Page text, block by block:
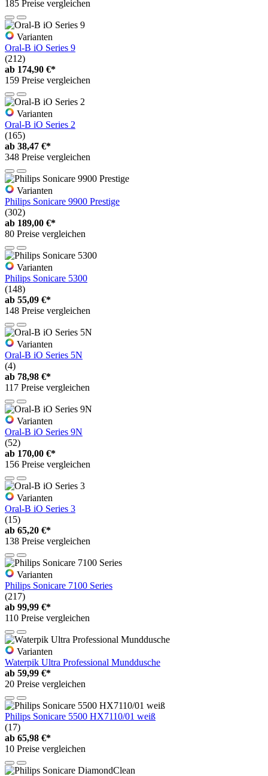
185 Preise vergleichen
Varianten
Oral-B iO Series 9
(212)
ab 174,90 €*
159 Preise vergleichen
Varianten
Oral-B iO Series 2
(165)
ab 38,47 €*
348 Preise vergleichen
Varianten
Philips Sonicare 9900 Prestige
(302)
ab 189,00 €*
80 Preise vergleichen
Varianten
Philips Sonicare 5300
(148)
ab 55,09 €*
148 Preise vergleichen
Varianten
Oral-B iO Series 5N
(4)
ab 78,98 €*
117 Preise vergleichen
Varianten
Oral-B iO Series 9N
(52)
ab 170,00 €*
156 Preise vergleichen
Varianten
Oral-B iO Series 3
(15)
ab 65,20 €*
138 Preise vergleichen
Varianten
Philips Sonicare 7100 Series
(217)
ab 99,99 €*
110 Preise vergleichen
Varianten
Waterpik Ultra Professional Munddusche
ab 59,99 €*
20 Preise vergleichen
Philips Sonicare 5500 HX7110/01 weiß
(17)
ab 65,98 €*
10 Preise vergleichen